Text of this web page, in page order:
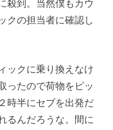
殺到。当然僕もカウ
クの担当者に確認し
ックに乗り換えなけ
ったので荷物をピッ
時半にセブを出発だ
るんだろうな。間に